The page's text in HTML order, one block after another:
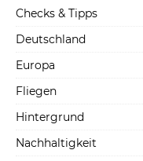
Checks & Tipps
Deutschland
Europa
Fliegen
Hintergrund
Nachhaltigkeit